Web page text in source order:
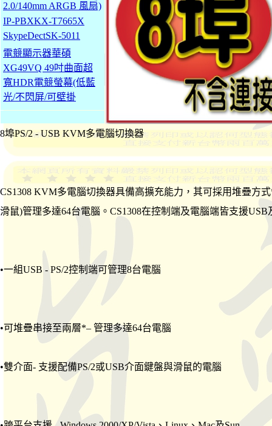
2.0/140mm ARGB 風扇)
IP-PBXKX-T7665X
SkypeDectSK-5011
電競顯示器華碩
XG49VQ 49吋曲面超
寬HDR電競螢幕(低藍
光/不閃屏/可壁掛
8埠PS/2 - USB KVM多電腦切換器
CS1308 KVM多電腦切換器具備高擴充能力，其可採用堆疊方
滑鼠)管理多達64台電腦。CS1308在控制端及電腦端皆支援USB
•一組USB - PS/2控制端可管理8台電腦
•可堆疊串接至兩層*– 管理多達64台電腦
•雙介面- 支援配備PS/2或USB介面鍵盤與滑鼠的電腦